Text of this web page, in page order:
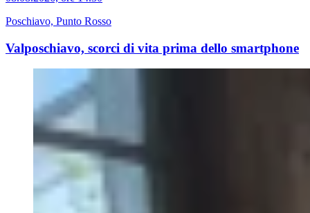
Poschiavo, Punto Rosso
Valposchiavo, scorci di vita prima dello smartphone